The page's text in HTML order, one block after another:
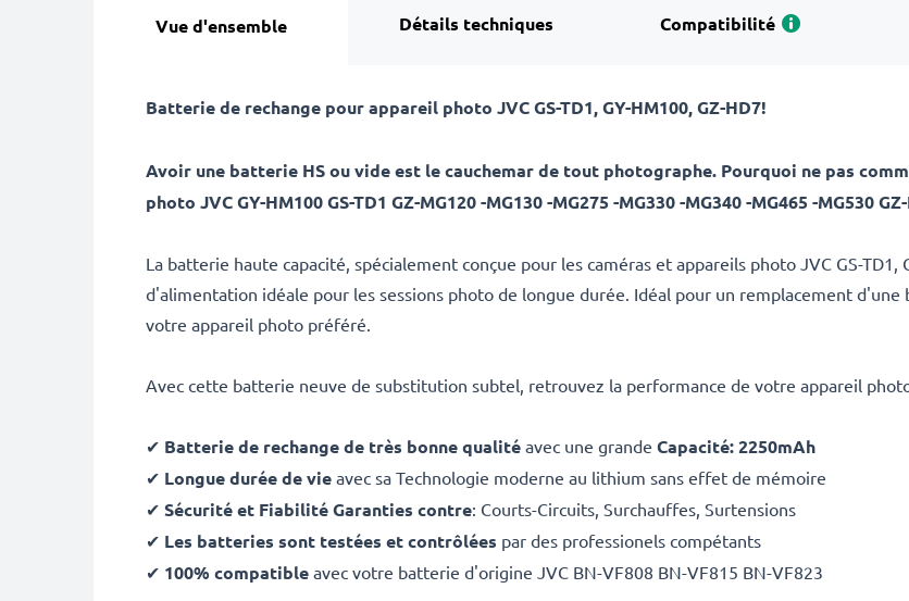
Vue d'ensemble Détails techniques Compatibilité
Batterie de rechange pour appareil photo JVCGS-TD1, GY-HM100, GZ-HD7!
Avoir une batterie HS ou vide est le cauchemar de tout photographe. Pourquoi ne pas
photo JVC GY-HM100 GS-TD1 GZ-MG120 -MG130 -MG275 -MG330 -MG340 -MG465 -MG530
La batterie haute capacité, spécialement conçue pour les caméras et appareils photo JVC GS-TD1,
d'alimentation idéale pour les sessions photo de longue durée. Idéal pour un remplacement
votre appareil photo préféré.
Avec cette batterie neuve de substitution subtel, retrouvez la performance de votre appareil
✔ Batterie de rechange de très bonne qualité avec une grande Capacité: 2250mAh
✔ Longue durée de vie avec sa Technologie moderne au lithium sans effet de mémoire
✔ Sécurité et Fiabilité Garanties contre: Courts-Circuits, Surchauffes, Surtensions
✔ Les batteries sont testées et contrôlées par des professionels compétants
✔ 100% compatible avec votre batterie d'origine JVC BN-VF808 BN-VF815 BN-VF823